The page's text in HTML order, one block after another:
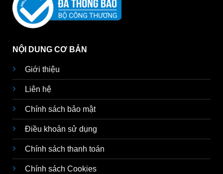
NỘI DUNG CƠ BẢN
Giới thiệu
Liên hệ
Chính sách bảo mật
Điều khoản sử dụng
Chính sách thanh toán
Chính sách Cookies